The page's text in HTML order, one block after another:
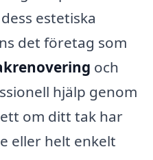
estetiska
det företag som
och
hjälp genom
om ditt tak har
eller helt enkelt